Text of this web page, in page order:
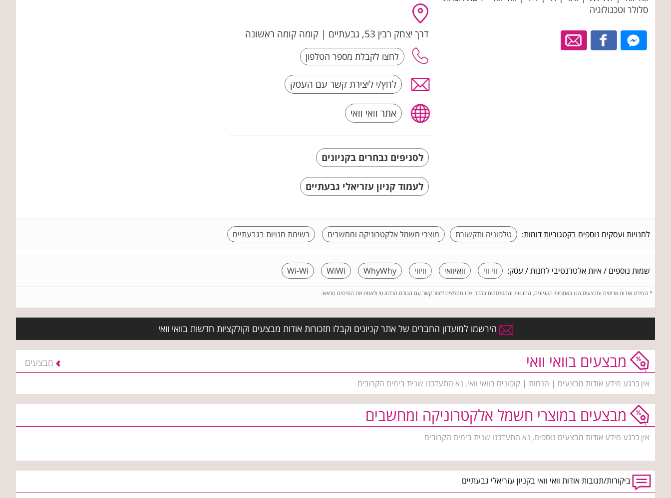
סלולר וטכנולוגיה
דרך יצחק רבין 53, גבעתיים | קומה קומה ראשונה
לחץ/י ליצירת קשר עם העסק
אתר וואי וואי
לסניפים נבחרים בקניונים
לעמוד קניון עזריאלי גבעתיים
לחנויות ועסקים נוספים בקטגוריות דומות: טלפוניה ותקשורת מוצרי חשמל אלקטרוניקה ומחשבים רשימת חנויות בגבעתיים
שמות נוספים / איות אלטרנטיבי לחנות / עסק: ווי ווי וואיוואי וויווי WhyWhy
WiWi
Wi-Wi
* המידע אודות ארועים ומבצעים הנו באחריות הקניונים, החנויות והמפרסמים בלבד. אנו ממליצים ליצור קשר עם הגורם הרלוונטי ולאמת את הפרטים מראש.
הירשמו למועדון החברים של אתר קניונים וקבלו תזכורות אודות מבצעים וקולקציות חדשות בוואי וואי
מבצעים בוואי וואי מבצעים
אין כרגע מידע אודות מבצעים | הנחות | קופונים בוואי וואי. נא התעדכנו שנית בימים הקרובים
מבצעים במוצרי חשמל אלקטרוניקה ומחשבים
אין כרגע מידע אודות מבצעים נוספים, נא התעדכנו שנית בימים הקרובים
ביקורות/תגובות אודות וואי וואי בקניון עזריאלי גבעתיים